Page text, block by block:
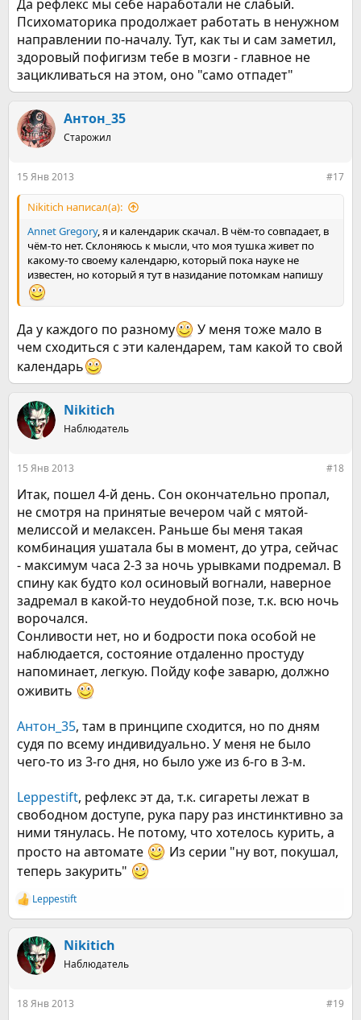
может удивить (и удивляет) )
Да рефлекс мы себе наработали не слабый.
Психоматорика продолжает работать в ненужном
направлении по-началу. Тут, как ты и сам заметил,
здоровый пофигизм тебе в мозги - главное не
зацикливаться на этом, оно "само отпадет"
Антон_35
Старожил
15 Янв 2013 #17
Nikitich написал(а):
Annet Gregory, я и календарик скачал. В чём-то совпадает, в
чём-то нет. Склоняюсь к мысли, что моя тушка живет по
какому-то своему календарю, который пока науке не
известен, но который я тут в назидание потомкам напишу
Да у каждого по разному
У меня тоже мало в
чем сходиться с эти календарем, там какой то свой
календарь
Nikitich
Наблюдатель
15 Янв 2013 #18
Итак, пошел 4-й день. Сон окончательно пропал,
не смотря на принятые вечером чай с мятой-
мелиссой и мелаксен. Раньше бы меня такая
комбинация ушатала бы в момент, до утра, сейчас
- максимум часа 2-3 за ночь урывками подремал. В
спину как будто кол осиновый вогнали, наверное
задремал в какой-то неудобной позе, т.к. всю ночь
ворочался.
Сонливости нет, но и бодрости пока особой не
наблюдается, состояние отдаленно простуду
напоминает, легкую. Пойду кофе заварю, должно
оживить
Антон_35, там в принципе сходится, но по дням
судя по всему индивидуально. У меня не было
чего-то из 3-го дня, но было уже из 6-го в 3-м.
Leppestift, рефлекс эт да, т.к. сигареты лежат в
свободном доступе, рука пару раз инстинктивно за
ними тянулась. Не потому, что хотелось курить, а
просто на автомате
Из серии "ну вот, покушал,
теперь закурить"
Р
е
к
ц
и
Leppestift
Nikitich
Наблюдатель
18 Янв 2013 #19